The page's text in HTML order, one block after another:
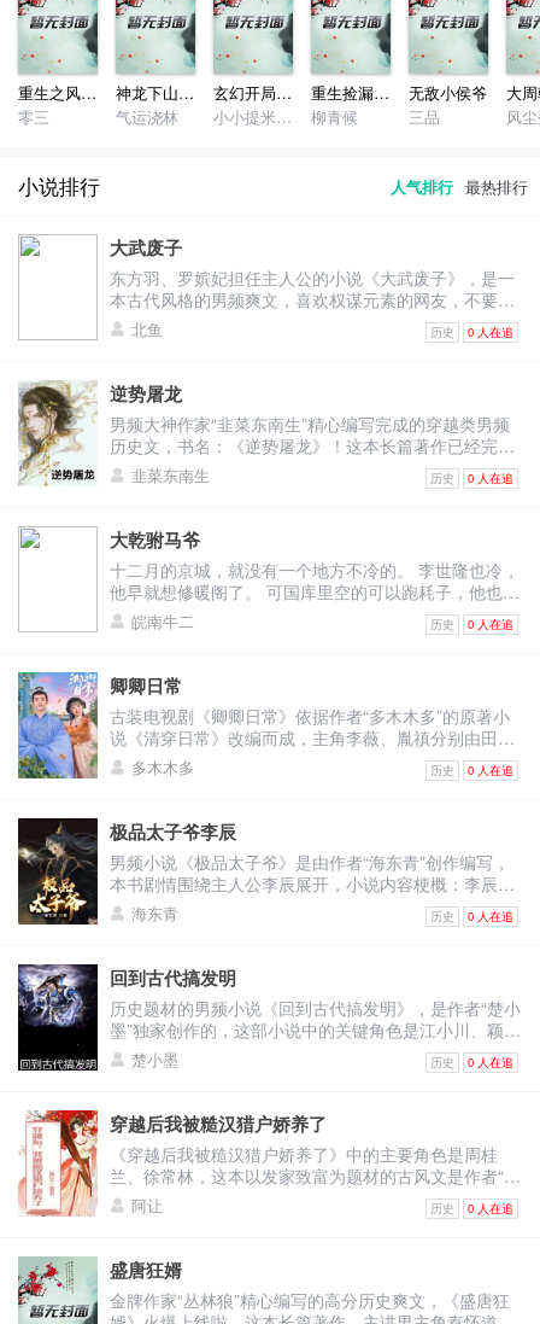
重生之风起2003
零三
神龙下山韩策
气运浇林
玄幻开局被退婚签到荒古圣体
小小提米之神
重生捡漏大师
柳青候
无敌小侯爷
三品
风
小说排行 人气排行 最热排行
大武废子
东方羽、罗嫔妃担任主人公的小说《大武废子》，是一
本古代风格的男频爽文，喜欢权谋元素的网友，不要错
过大神“北鱼”带来的精彩内容，《大秦铁骑》是作品原
名，概述为：在大武朝，六皇子的名号无人不知。他母
过众嫔妃的陷害。如今六皇子东方羽已经成年，到了该
封王的时候，他自告奋勇接手了贫瘠的秦地。在众人眼
里看来，此举实属无能，殊不知，秦地凉州铁骑乃是天
下第一…… 《大武废子》精彩片段 “恭喜于谦于老爷高
中！” 老板大声吆喝着。 却发现，这队伍之中，居然没
人回应，满城的学子，可都在他易兴楼了。 “于谦…于
伙，陛下来传旨，结果！状元郎不见了。 这…这要是让
皇帝知道了还不得直接砍脑袋。 连送圣旨来的暗卫统
领，也是愣了神。 “于谦在这！于谦在这！” 就在大家
伙，以为于谦不见了的时候，酒楼的一个伙计，抱着醉
醺醺的于谦，从阁楼上走了下来。 众人一见，这于谦的
老远，都能闻到。 要不是伙计搀扶着，估计这会，已经
倒在地上，摔个狗啃泥了。 “哎呦，于谦于老爷，您可
算出来了。” “来，都给我让路。” “于谦老爷，您高中
啦！” 这于谦高中，结果！这老板还要高兴。 却发现，
于谦嘴里除了说胡话外，连任何话都是听不进去。 这可
“开榜之日，这于谦怎喝如此多的酒？待会陛下还要召见
三甲学子，这个样子，该如何入宫呀！” 老板连忙笑呵
呵着，“呵呵，大人别急，这于谦一定是太高兴了，所以
才喝如此多的酒，让我将他弄醒。” “来人，去弄盆清水
来。” 伙计赶紧拿桶，在水缸里打了一盆清水。 “掌柜
的，水来了。” 只见掌柜的，两只手抓住木盆，直接一
些，终于是有了动静。 嗯？ “谁…谁扑我？”于谦眯瞪着
眼睛，迷迷糊糊，看见周围的人，在向他道喜。 掌柜的
将木盆一扔，连忙道，“于谦老爷，您可醒了。” “朝廷来
圣旨了，恭喜于老爷高中状元。” “嗯，谁？谁是于谦？”
“您啊，您是于谦啊？” “哦，对！我就是于谦！” 于谦脑
子里，空白一片，竟连自己的名字，都差点忘记了。
了。 在两人的搀扶下，于谦跪在地上，双手摇摇晃晃的
呈上。 暗卫统领将圣旨放到后者手里。 “走吧，陛下召
见，咱们快点吧！”暗卫统领催促着。 接到圣旨的于
谦，并没有想一些人一样，高兴的疯了，后者心如止
水，似乎早就知道自己是状元了一样。
北鱼 历史 0 人在追
逆势屠龙
男频大神作家“韭菜东南生”精心编写完成的穿越类男频
历史文，书名：《逆势屠龙》！这本长篇著作已经完结
了，喜欢此文的书友们不要错过，本书改编自《崇祯十
五年》，主人公：朱宇、朱慈烺、崇祯，小说主要讲述
是赫赫有名的大人物……前世的他不知道父母是谁，十
六岁那年，他为了感恩养大自己的福利院，特意回来做
了弟弟妹妹们的老师，可朱宇却是一直将他们当做亲人
的，没想到最终竟沦落成凶手的帮凶。 《逆势屠龙》内
容节选 “烧鸡有毒！” 最先明白过来的是大王，他惨叫一
声，捂着肚子，在地上连续的打滚。 群丐这才醒悟。
蛋，为什么要害我们？” “小狗，救救我，我再也不骂你
了。” 有人哭，有人骂。 此时，小狗不傻笑了，他冷冷
俯视着倒在地上的每一个人，眼神冷酷的如同屠夫面对
待宰的羔羊。 老狗艰难的爬到小狗面前，颤抖着抱住小
狗的腿：“狗儿，救救我……” 小狗笑了，不再是傻笑，
对不起，我不会救你，也救不了你，知道你中的什么毒
吗？是砒霜！” “砒霜！” “好狠毒啊！” “跟他拼了！” 群
丐更加绝望，哭喊成一片，但却没有人能站起来。 “狗
儿，我救了你，是你的救命恩人，为什么连我也要
毒？”老狗想不明白，他流着泪，想要知道原因。 “不
是贪图我身上的衣服，对了，我怀里的十文铜钱，也是
你悄悄拿走的，对不对？”小狗声音冷冷。 “我……我照
顾你三天，不是我，你早就死了。”老狗泪流更多。 “是
啊，每天一大碗的凉水，就是你对我的照顾，要不是我
身体好，早就饿死了。” 小狗声音更冷。 “狗儿，我是你
义父啊！”老狗呜呜大哭。 “什么义父？你只不过是把我
去。 大王吃了两根鸡腿，吃的最多，中毒也最深，不过
他身体素质好，在群丐都已经动不了的情况下，他居然
能踉踉跄跄的站起来，迈步向庙里跑，不过仅仅迈了两
步，就砰的一声摔在了庙门前。 小狗走上来，眼神怜悯
的看着他。 大王的鼻孔里有血丝开始渗出，显然，他五
脏六腑已经受到了损害，不过却没有立刻死，他睁大了
以走，为什么要给我们下毒？” 小狗冷笑：“因为我最讨
厌的就是乞丐头，见一个我就要杀一个！” “你……疯
子！”大王不能理解小狗的话，但他却看出了小狗眼神里
韭菜东南生 历史 0 人在追
大乾驸马爷
十二月的京城，就没有一个地方不冷的。 李世隆也冷，
他早就想修暖阁了。 可国库里空的可以跑耗子，他也很
无奈啊啊。 最难捱的日子要来了。 他是武将出身，可
是批阅奏折的都是文人。 此刻坐在下面，身子不断的发
快步跑来，“陛下，皇后娘娘特意让人送来的早膳点
心！” “哦，呈上来！” 李世隆吃的比较早，此刻坐在这
里，肚子里那点食物早就消耗完了。 高士莲接过糍粑，
打开盖子，腾腾热气，里面装着圆滚滚的小黑球。 “这
是什么点心？” 李世隆问道。 “禀陛下，此乃糍粑，是秦
憨……驸马都尉亲手做的！” “秦憨子做的？” 李世隆一
的太监恭声道：“这是秦驸马都尉给娘娘做的孝心早点，
娘娘和一众公主皇子，都赞不绝口呢！” 李世隆来了兴
趣，拿起筷子夹起软糯的糍粑，送入口中。 香甜软糯，
一口下去通体舒坦。 “好吃！” 李世隆一个接一个往口中
送去，一连吃了七八个才停下，“不错，这糍粑味道的确
爱卿，敬明，你们都停一停，尝尝秦憨子做的糍粑！”
公孙无忌有些诧异的夹起一个，顿时眯起了眼睛。 梁征
现在十分讨厌秦墨，可是陛下所赐，他又不能不吃，“小
吃一口就行了，其他的放着！” 可是当他第一口送入口
中，味蕾绽开的大米清香，芝麻香味，霜糖的甘甜，在
之后，忍不住说道：“这秦憨子，不仅术算一道有天赋，
没想到，还会做点心！” “君子远庖厨，不在术算一道下
功夫，点心做的再好又有什么用？”梁征哼了一声。 李
世隆却不管他们，将面前的糍粑吃了个干净，原本冻得
发抖的身体，暖和了起来。 “秦墨现在在做什么？” “禀
陛下，秦驸马都尉还在御膳房，说糍粑只是一道餐前甜
趣，糍粑就足够惊喜了，那真正的美食有多好吃？ 他站
起身，对着其他人说道：“众爱卿批改奏章辛苦了，天气
严寒，随朕走一走，驱驱寒，顺便看看秦憨子在做什
皖南牛二 历史 0 人在追
卿卿日常
古装电视剧《卿卿日常》依据作者“多木木多”的原著小
说《清穿日常》改编而成，主角李薇、胤禛分别由田曦
薇、白敬亭饰演，超好看的剧情主要描绘的是：李薇是
个来自现代的穿越者，所以她与寻常女孩不同，她不想
自以为是，作为一个自带主角的女孩，怎能不被人注意
到？为了在王府活下去，李薇只能走上一条斗争之
路…… 《卿卿日常》精彩片段 跟着二人的宫女被太监
们戳了戳,赶紧上来扶着自家贵人们就退下去了。 御花
园里清了场,但天色也渐渐暗下来了。阳光下嫩绿可爱的
花木在黑暗中都显得让人慎慎的，李薇就觉得再待下去
来摸了摸小五，再对额尔赫温声道：“先带着弟弟回去，
朕留你额娘说会儿话。” 额尔赫机灵的一福身，带着弟
弟就告退了。 李薇想跟孩子们一起走，谁知四爷还逛上
瘾了。御花园里各处也都点上了灯，灯下观人总带着一
分朦胧的美丽，她被他牵着，不知不觉就在御花园里绕
兴致。 不过他也奇怪，万岁和贵妃就在这里慢吞吞的转
来转去，到底有什么好转的？ “等园子修好了，朕跟你
去那里住。”四爷叹了句。身为皇帝，他不住乾清宫，连
紫禁城都要让出一半去。他恭敬先帝是理所当然的，但
可不代表他就乐意连那群太妃也一并恭敬。 一个个的，
一步一个脚印的走法。 四爷不见她接话，回头就看她还
是低着头。不由得好笑，只是在外面也不能说太多。恰
在这时，苏培盛和玉瓶都把斗篷送上来了。主子们非要
多木木多 历史 0 人在追
极品太子爷李辰
男频小说《极品太子爷》是由作者“海东青”创作编写，
本书剧情围绕主人公李辰展开，小说内容梗概：李辰再
次睁开眼睛发现自己来到了古代，而且还直接成为了太
子，从996的社畜到太子这样身份的跨越让他有些不敢
李辰决定要大展拳脚好好的过自己的人生，只是没想到
原本他只想过平静的生活，可是生活却逼着他成为明
君！ 《极品太子爷》节选在线试读 “一刻钟之前，我刚
得到消息，包括大理寺卿孙伯礼、刑部尚书滕怀义在
内，朝廷过半的实权一品大员一起在首辅府邸内密谈了
两个时辰，密谈了什么内容，没人知道，但本宫知道他
己的话而瞪大眼睛满脸震惊的赵清澜，轻笑一声，一只
手按在软塌的扶手上，一只手按在靠背上，俯身凑近了
赵清澜，凝望着那如同水晶一般剔透的眸子，说道：“本
宫在想，要不要趁着这个他们汇聚成一团的大好机会，
明天在东宫藏上一百刀斧手，等你父亲他们来了，直接
汪澎湃杀机在流动，似乎已经累积到了极限，下一个瞬
间就可能爆发出来。 换做其他任何一个人说出这种大逆
不道的话，赵清澜都会当对方是疯了。 那可是朝中的把
海东青 历史 0 人在追
回到古代搞发明
历史题材的男频小说《回到古代搞发明》，是作者“楚小
墨”独家创作的，这部小说中的关键角色是江小川、颖
儿、沈淑云，详细内容介绍：江小川是所有人眼中的天
才，身为名校博士的他在一觉醒来后竟然穿越到了古
的人都将他当成了傻子，以为他这一生就只能碌碌无
为，可没想到就在不久后，这个被人瞧不起的富家少爷
竟然摇身一变成了纵横商界的富豪，所有人都彻底对他
改观。 《回到古代搞发明》精彩片段 他可是大圆满后
期境界强者，江小川只是中期。 修为到了大圆满时，每
一个小境界的察觉，都是难以逾越的鸿沟！ 郭振能感觉
实恐怖。 这招的威力，几乎是一个大圆满中期，甚至是
大圆满后期的强者能爆发出的最强一击！ 但这样的一
击，他又能爆发出几次呢？ 恐怕从下一击开始，便会开
楚小墨 历史 0 人在追
穿越后我被糙汉猎户娇养了
《穿越后我被糙汉猎户娇养了》中的主要角色是周桂
兰、徐常林，这本以发家致富为题材的古风文是作者“阿
让”创作的，《将军家的小媳妇》是原书名，主要内容介
绍：为什么人家穿越后都是变成身份尊贵的千金小姐，
女，还嫁给了身为猎户的徐常林，一家人吃了上顿没下
顿，还有那些奇葩亲戚总是上门来挑事。看在徐常林长
得高大英俊，孩子懂事可爱的份上，她忍了，周桂兰相
阿让 历史 0 人在追
盛唐狂婿
金牌作家“丛林狼”精心编写的高分历史爽文，《盛唐狂